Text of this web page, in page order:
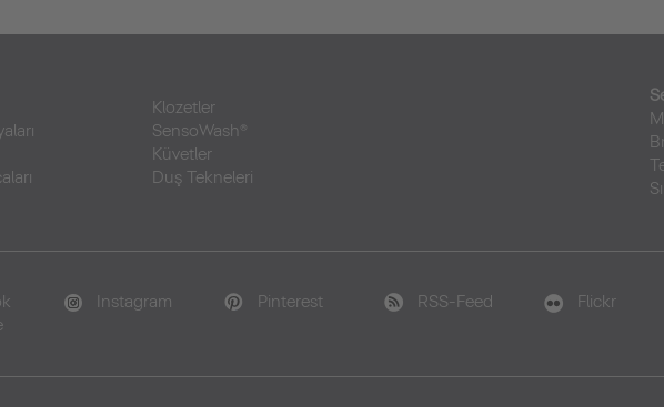
Klozetler
SensoWash®
Küvetler
Duş Tekneleri
Instagram Pinterest RSS-Feed Flickr